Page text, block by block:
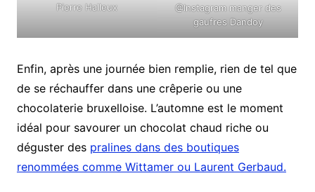
Pierre Halleux
@Instagram manger des
gaufres Dandoy
Enfin, après une journée bien remplie, rien de tel que
de se réchauffer dans une crêperie ou une
chocolaterie bruxelloise. L’automne est le moment
idéal pour savourer un chocolat chaud riche ou
déguster des pralines dans des boutiques
renommées comme Wittamer ou Laurent Gerbaud.